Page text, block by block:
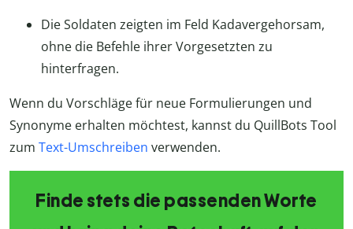
Die Soldaten zeigten im Feld Kadavergehorsam,
ohne die Befehle ihrer Vorgesetzten zu
hinterfragen.
Wenn du Vorschläge für neue Formulierungen und
Synonyme erhalten möchtest, kannst du QuillBots Tool
zum Text-Umschreiben verwenden.
Finde stets die passenden Worte